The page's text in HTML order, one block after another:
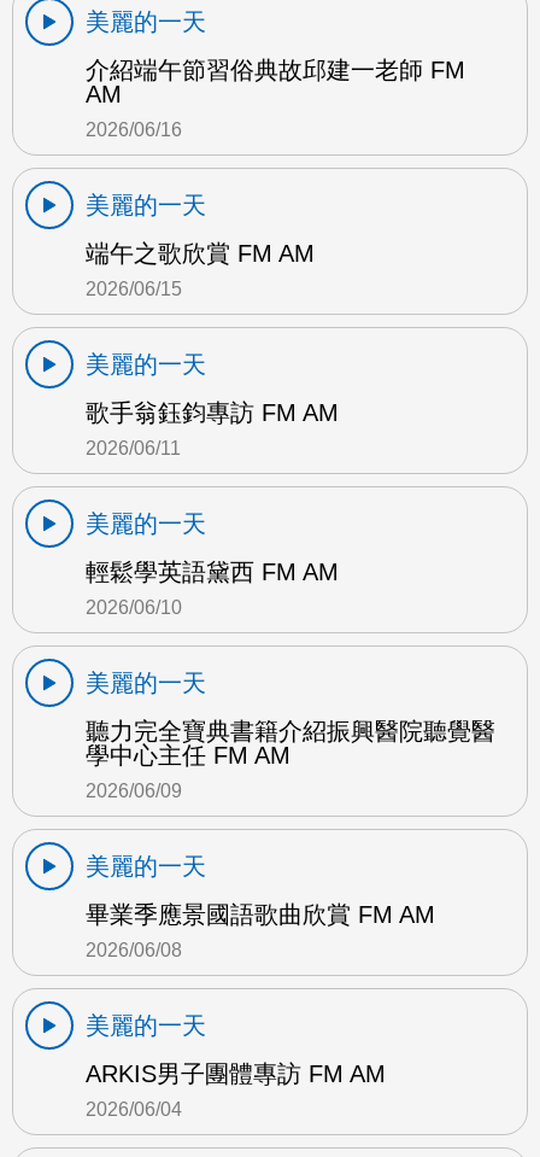
美麗的一天
介紹端午節習俗典故邱建一老師 FM
AM
2026/06/16
美麗的一天
端午之歌欣賞 FM AM
2026/06/15
美麗的一天
歌手翁鈺鈞專訪 FM AM
2026/06/11
美麗的一天
輕鬆學英語黛西 FM AM
2026/06/10
美麗的一天
聽力完全寶典書籍介紹振興醫院聽覺醫
學中心主任 FM AM
2026/06/09
美麗的一天
畢業季應景國語歌曲欣賞 FM AM
2026/06/08
美麗的一天
ARKIS男子團體專訪 FM AM
2026/06/04